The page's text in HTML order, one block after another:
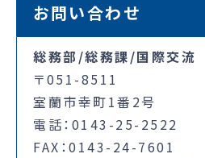
お問い合わせ
総務部/総務課/国際交流
〒051-8511
室蘭市幸町1番2号
電話：0143-25-2522
FAX：0143-24-7601